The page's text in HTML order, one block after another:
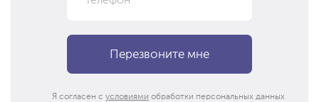
Я согласен с условиями обработки персональных данных